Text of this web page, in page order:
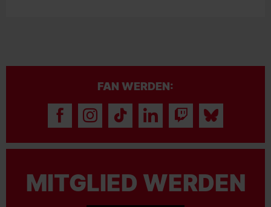
FAN WERDEN:
MITGLIED WERDEN